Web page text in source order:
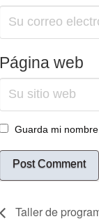
Página web
Guarda mi
Taller de